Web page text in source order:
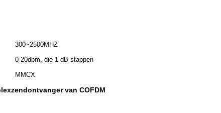
300~2500MHZ
0-20dbm, die 1 dB stappen
MMCX
van COFDM